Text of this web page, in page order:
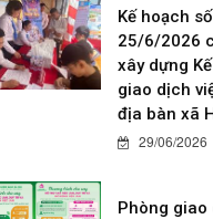
Kế hoạch
25/6/2026
xây dựng
giao dịch
địa bàn xã
29/06/2026
Phòng giao